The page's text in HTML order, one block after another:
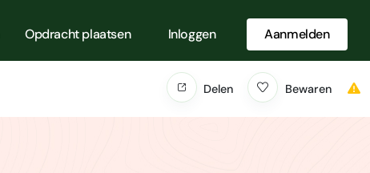
Opdracht plaatsen Inloggen Aanmelden
Delen Bewaren